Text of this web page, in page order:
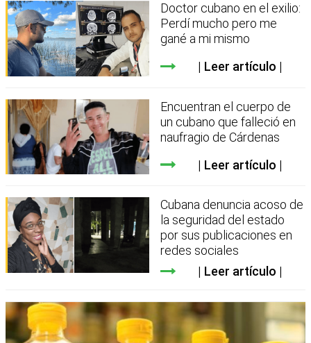
Doctor cubano en el exilio:
Perdí mucho pero me
gané a mi mismo
Leer artículo
Encuentran el cuerpo de
un cubano que falleció en
naufragio de Cárdenas
Leer artículo
Cubana denuncia acoso de
la seguridad del estado
por sus publicaciones en
redes sociales
Leer artículo